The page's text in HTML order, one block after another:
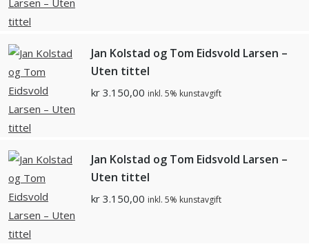
Jan Kolstad og Tom Eidsvold Larsen –
Uten tittel
kr 3.150,00 inkl. 5% kunstavgift
Jan Kolstad og Tom Eidsvold Larsen –
Uten tittel
kr 3.150,00 inkl. 5% kunstavgift